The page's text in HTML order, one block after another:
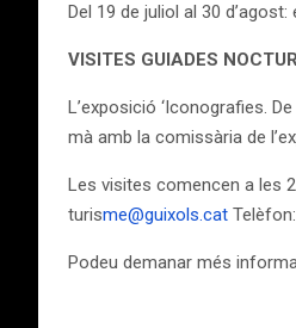
Del 19 de juliol al 30
VISITES GUIADES
L’exposició ‘Iconografies.
mà amb la comissària de
Les visites comencen a les
turisme@guixols.cat
Podeu demanar més